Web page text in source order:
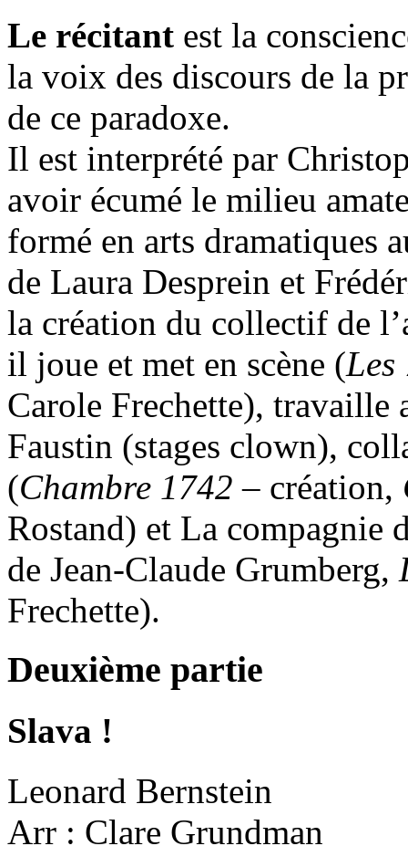
Le récitant est la
la voix des discours de la
de ce paradoxe.
Il est interprété par
avoir écumé le milieu
formé en arts dramatiques
de Laura Desprein et
la création du collectif de
il joue et met en scène (Les
Carole Frechette), travaille
Faustin (stages clown),
(Chambre 1742 – création,
Rostand) et La compagnie
de Jean-Claude Grumberg,
Frechette).
Deuxième partie
Slava !
Leonard Bernstein
Arr : Clare Grundman